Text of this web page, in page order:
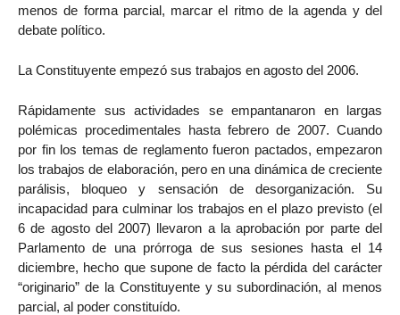
menos de forma parcial, marcar el ritmo de la agenda y del
debate político.
La Constituyente empezó sus trabajos en agosto del 2006.
Rápidamente sus actividades se empantanaron en largas
polémicas procedimentales hasta febrero de 2007. Cuando
por fin los temas de reglamento fueron pactados, empezaron
los trabajos de elaboración, pero en una dinámica de creciente
parálisis, bloqueo y sensación de desorganización. Su
incapacidad para culminar los trabajos en el plazo previsto (el
6 de agosto del 2007) llevaron a la aprobación por parte del
Parlamento de una prórroga de sus sesiones hasta el 14
diciembre, hecho que supone de facto la pérdida del carácter
“originario” de la Constituyente y su subordinación, al menos
parcial, al poder constituído.